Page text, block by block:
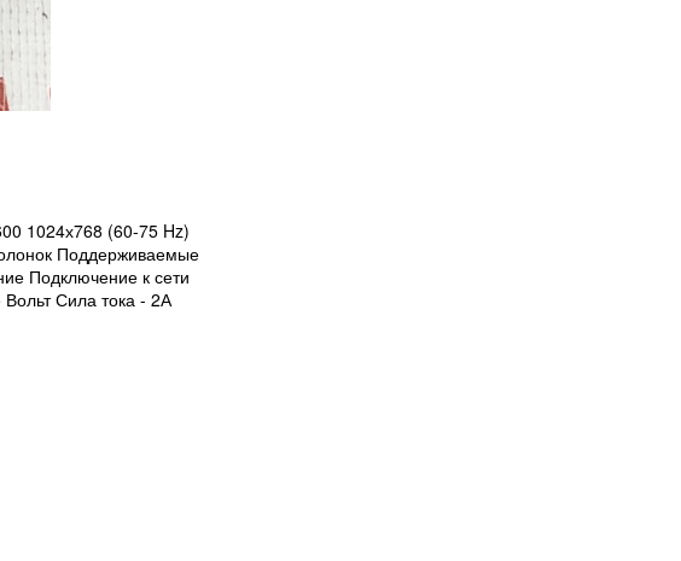
1024х768 (60-75 Hz)
Поддерживаемые
Подключение к сети
Сила тока - 2А